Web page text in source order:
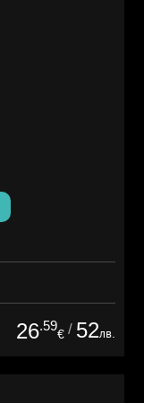
26.59
€ / 52лв.